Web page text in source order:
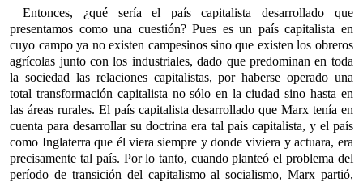
Entonces, ¿qué sería el país capitalista desarrollado que
presentamos como una cuestión? Pues es un país capitalista en
cuyo campo ya no existen campesinos sino que existen los obreros
agrícolas junto con los industriales, dado que predominan en toda
la sociedad las relaciones capitalistas, por haberse operado una
total transformación capitalista no sólo en la ciudad sino hasta en
las áreas rurales. El país capitalista desarrollado que Marx tenía en
cuenta para desarrollar su doctrina era tal país capitalista, y el país
como Inglaterra que él viera siempre y donde viviera y actuara, era
precisamente tal país. Por lo tanto, cuando planteó el problema del
período de transición del capitalismo al socialismo, Marx partió,